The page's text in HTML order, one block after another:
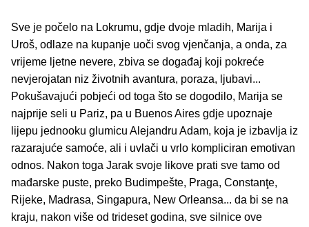
Sve je počelo na Lokrumu, gdje dvoje mladih, Marija i
Uroš, odlaze na kupanje uoči svog vjenčanja, a onda, za
vrijeme ljetne nevere, zbiva se događaj koji pokreće
nevjerojatan niz životnih avantura, poraza, ljubavi...
Pokušavajući pobjeći od toga što se dogodilo, Marija se
najprije seli u Pariz, pa u Buenos Aires gdje upoznaje
lijepu jednooku glumicu Alejandru Adam, koja je izbavlja iz
razarajuće samoće, ali i uvlači u vrlo kompliciran emotivan
odnos. Nakon toga Jarak svoje likove prati sve tamo od
mađarske puste, preko Budimpešte, Praga, Constanţe,
Rijeke, Madrasa, Singapura, New Orleansa... da bi se na
kraju, nakon više od trideset godina, sve silnice ove